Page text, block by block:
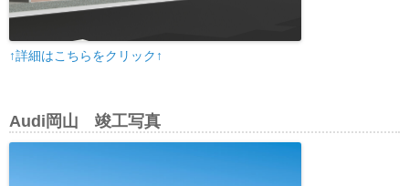
↑詳細はこちらをクリック↑
Audi岡山 竣工写真